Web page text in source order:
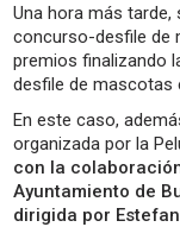
Una hora más tarde,
concurso-desfile de
premios finalizando
desfile de mascotas
En este caso,
organizada por la
con la
Ayuntamiento de
dirigida por